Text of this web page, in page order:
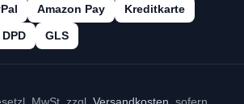
Amazon Pay Kreditkarte
DPD GLS
MwSt. zzgl. Versandkosten , sofern